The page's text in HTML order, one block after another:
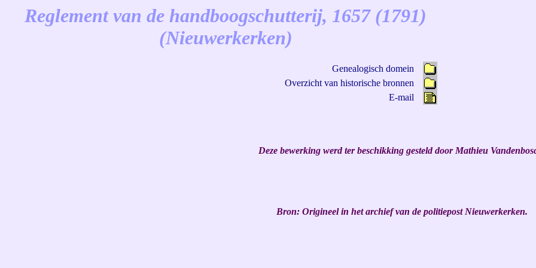
Reglement van de handboogschutterij, 1657 (1791)
(Nieuwerkerken)
Genealogisch domein
Overzicht van historische bronnen
E-mail
Deze bewerking werd ter beschikking gesteld door Mathieu
Bron: Origineel in het archief van de politiepost Nieuwerkerken.